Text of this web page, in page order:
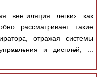
вентиляция легких как
рассматривает такие
отражая системы
и дисплей, ...